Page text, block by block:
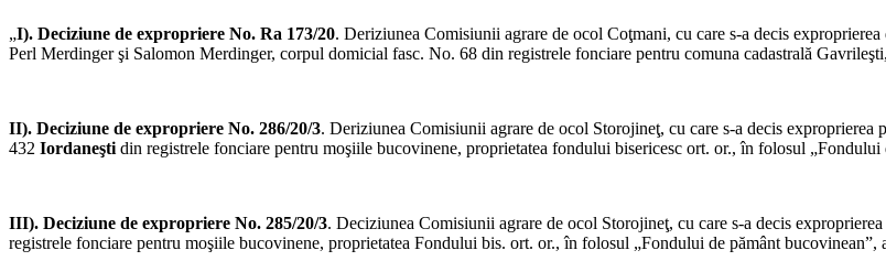
„I). Deciziune de expropriere No. Ra 173/20. Deriziunea Comisiunii agrare de ocol Coţmani, cu care s-a decis
Perl Merdinger şi Salomon Merdinger, corpul domicial fasc. No. 68 din registrele fonciare pentru comuna cadastrală
II). Deciziune de expropriere No. 286/20/3. Deriziunea Comisiunii agrare de ocol Storojineţ, cu care s-a decis
432 Iordaneşti din registrele fonciare pentru moşiile bucovinene, proprietatea fondului bisericesc ort. or., în folosul
III). Deciziune de expropriere No. 285/20/3. Deciziunea Comisiunii agrare de ocol Storojineţ, cu care s-a decis
registrele fonciare pentru moşiile bucovinene, proprietatea Fondului bis. ort. or., în folosul „Fondului de pământ bucovinean”,